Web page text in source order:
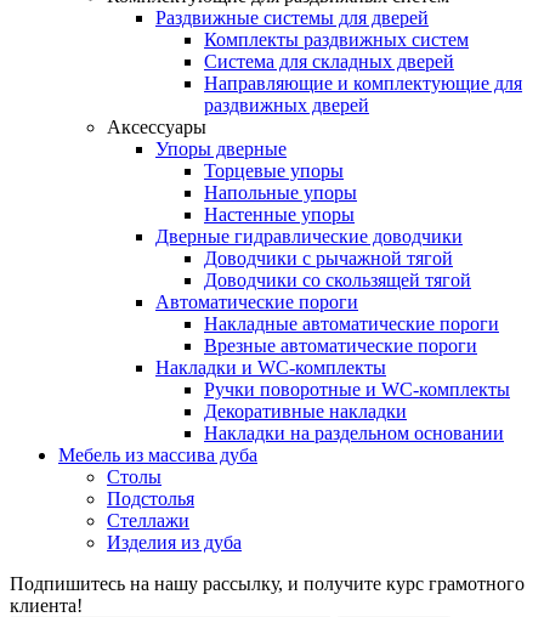
Раздвижные системы для дверей
Комплекты раздвижных систем
Система для складных дверей
Направляющие и комплектующие для
раздвижных дверей
Аксессуары
Упоры дверные
Торцевые упоры
Напольные упоры
Настенные упоры
Дверные гидравлические доводчики
Доводчики с рычажной тягой
Доводчики со скользящей тягой
Автоматические пороги
Накладные автоматические пороги
Врезные автоматические пороги
Накладки и WC-комплекты
Ручки поворотные и WC-комплекты
Декоративные накладки
Накладки на раздельном основании
Мебель из массива дуба
Столы
Подстолья
Стеллажи
Изделия из дуба
Подпишитесь на нашу рассылку, и получите курс грамотного
клиента!